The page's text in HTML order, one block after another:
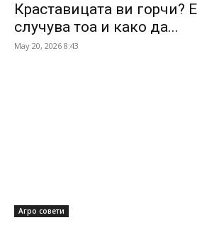
Краставицата ви горчи?
случува тоа и како да...
May 20, 2026 8:43
Агро совети